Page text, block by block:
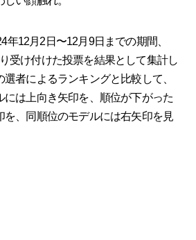
12月2日〜12月9日までの期間、
受け付けた投票を結果として集計し
者によるランキングと比較して、
には上向き矢印を、順位が下がった
を、同順位のモデルには右矢印を見